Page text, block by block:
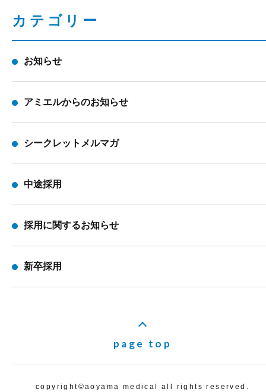
カテゴリー
お知らせ
アミエルからのお知らせ
シークレットメルマガ
中途採用
採用に関するお知らせ
新卒採用
page top
copyright©️aoyama medical all rights reserved.